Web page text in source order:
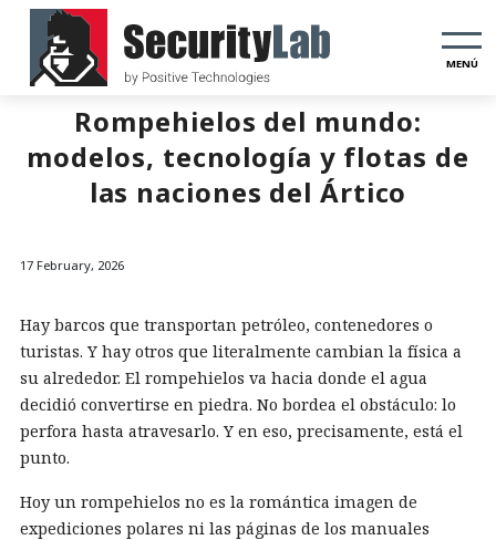
MENÚ
Rompehielos del mundo:
modelos, tecnología y flotas de
las naciones del Ártico
17 February, 2026
Hay barcos que transportan petróleo, contenedores o
turistas. Y hay otros que literalmente cambian la física a
su alrededor. El rompehielos va hacia donde el agua
decidió convertirse en piedra. No bordea el obstáculo: lo
perfora hasta atravesarlo. Y en eso, precisamente, está el
punto.
Hoy un rompehielos no es la romántica imagen de
expediciones polares ni las páginas de los manuales